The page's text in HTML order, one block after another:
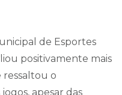
de Esportes
positivamente mais
ressaltou o
apesar das